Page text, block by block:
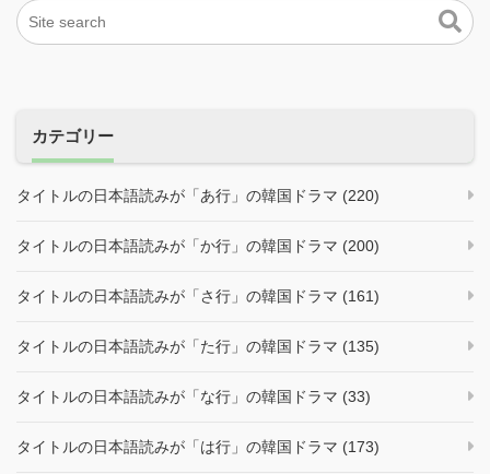
カテゴリー
タイトルの日本語読みが「あ行」の韓国ドラマ (220)
タイトルの日本語読みが「か行」の韓国ドラマ (200)
タイトルの日本語読みが「さ行」の韓国ドラマ (161)
タイトルの日本語読みが「た行」の韓国ドラマ (135)
タイトルの日本語読みが「な行」の韓国ドラマ (33)
タイトルの日本語読みが「は行」の韓国ドラマ (173)